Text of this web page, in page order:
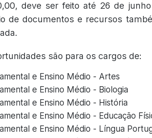
deve ser feito até 26 de
de documentos e recursos
são para os cargos de:
e Ensino Médio - Artes
e Ensino Médio - Biologia
e Ensino Médio - História
e Ensino Médio - Educação
e Ensino Médio - Língua